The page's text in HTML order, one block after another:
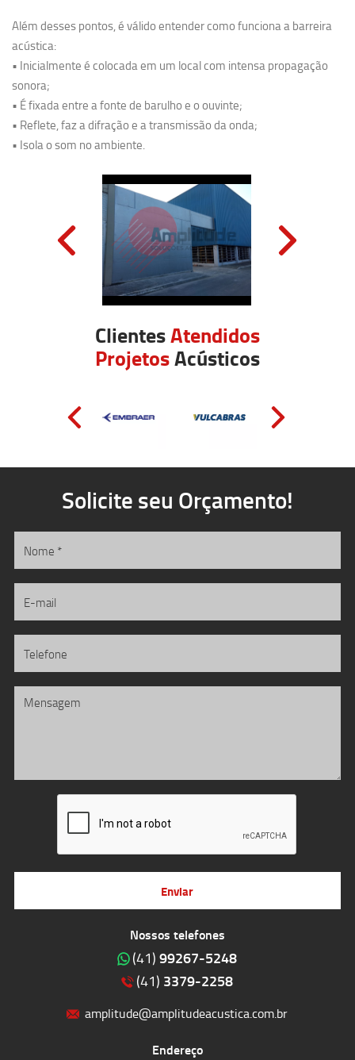
Além desses pontos, é válido entender como funciona a barreira
acústica:
• Inicialmente é colocada em um local com intensa propagação
sonora;
• É fixada entre a fonte de barulho e o ouvinte;
• Reflete, faz a difração e a transmissão da onda;
• Isola o som no ambiente.
ClientesAtendidos
ProjetosAcústicos
Nossos telefones
(41) 99267-5248
(41) 3379-2258
amplitude@amplitudeacustica.com.br
Endereço
Solicite seu Orçamento!
Enviar